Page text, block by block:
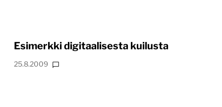
Esimerkki digitaalisesta kuilusta
25.8.2009